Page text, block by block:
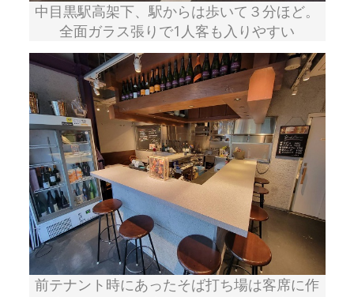
中目黒駅高架下、駅からは歩いて３分ほど。
全面ガラス張りで1人客も入りやすい
前テナント時にあったそば打ち場は客席に作